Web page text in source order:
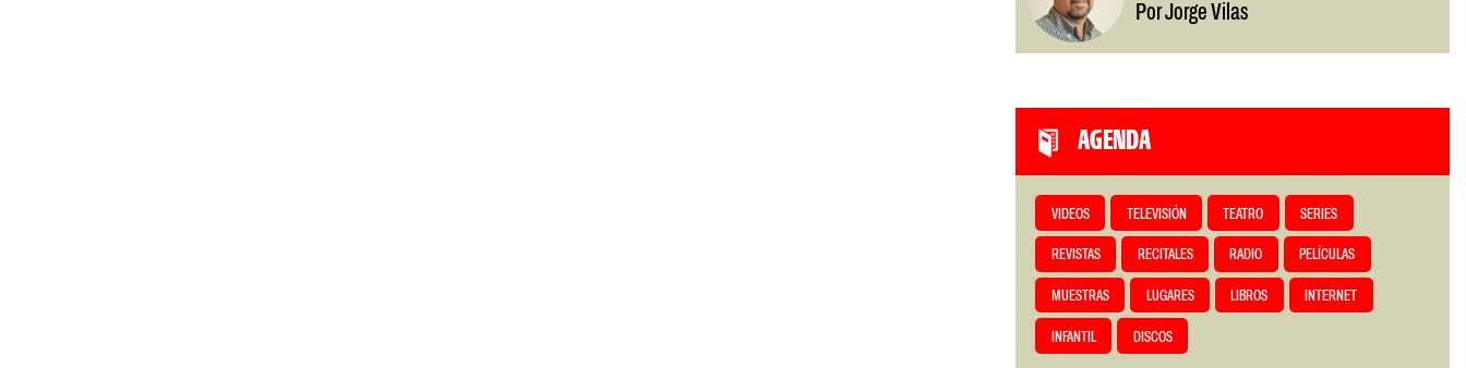
Por Jorge Vilas
AGENDA
VIDEOS TELEVISIÓN TEATRO SERIES
REVISTAS RECITALES RADIO PELÍCULAS
MUESTRAS LUGARES LIBROS INTERNET
INFANTIL DISCOS